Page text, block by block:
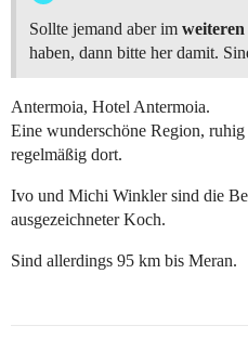
Sollte jemand aber im weiteren
haben, dann bitte her damit.
Antermoia, Hotel Antermoia.
Eine wunderschöne Region,
regelmäßig dort.
Ivo und Michi Winkler sind die
ausgezeichneter Koch.
Sind allerdings 95 km bis Meran.